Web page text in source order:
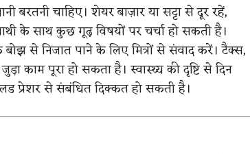
चाहिए। शेयर बाज़ार या सट्टा से दूर रहें,
के साथ कुछ गूढ़ विषयों पर चर्चा हो सकती है।
से निजात पाने के लिए मित्रों से संवाद करें। टैक्स,
काम पूरा हो सकता है। स्वास्थ्य की दृष्टि से दिन
प्रेशर से संबंधित दिक्कत हो सकती है।